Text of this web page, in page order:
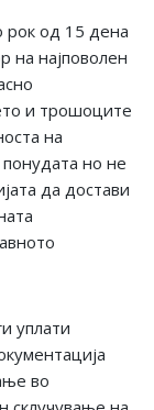
рок од 15 дена
на најповолен
и трошоците
на
понудата но не
да достави
уплати
во